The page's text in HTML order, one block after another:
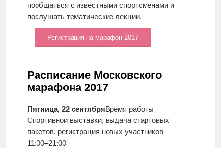
пообщаться с известными спортсменами и
послушать тематические лекции.
Регистрация на марафон 2017
Расписание Московского
марафона 2017
Пятница, 22 сентябряВремя работы
Спортивной выставки, выдача стартовых
пакетов, регистрация новых участников
11:00–21:00